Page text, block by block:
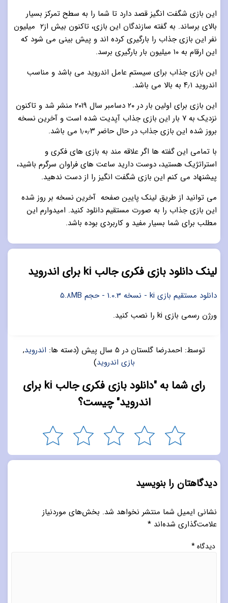
این بازی شگفت انگیز قصد دارد تا شما را به سطح تمرکز بسیار
بالای برساند. به گفته سازندگان این بازی، تاکنون بیش از۲ میلیون
نفر این بازی جذاب را بارگیری کرده اند و پیش بینی می شود که
این ارقام به ۱۰ میلیون بار بارگیری برسد.
این بازی جذاب برای سیستم عامل اندروید می باشد و مناسب
اندروید ۴٫۱ به بالا می باشد.
این بازی برای اولین بار در ۲۰ دسامبر سال ۲۰۱۹ منشر شد و تاکنون
نزدیک به ۷ بار این بازی جذاب آپدیت شده است و آخرین نسخه
بروز شده این بازی جذاب در حال حاضر ۱٫۰٫۳ می باشد.
با تمامی این گفته ها اگر علاقه مند به بازی های فکری و
استراتژیک هستید، دوست دارید ساعت های فراوان سرگرم باشید،
پیشنهاد می کنم این بازی شگفت انگیز را از دست ندهید.
می توانید از طریق لینک پایین صفحه آخرین نسخه بر روز شده
این بازی جذاب را به صورت مستقیم دانلود کنید. امیدوارم این
مطلب برای شما بسیار مفید و کاربردی بوده باشد.
لینک دانلود بازی فکری جالب ki برای اندروید
دانلود مستقیم بازی ki - نسخه 1.0.3 - حجم 5.8MB
ورژن رسمی بازی ki را نصب کنید.
توسط: احمدرضا گلستان در 5 سال پیش (دسته ها: اندروید,
بازی اندروید)
رای شما به "دانلود بازی فکری جالب ki برای
اندروید" چیست؟
دیدگاهتان را بنویسید
نشانی ایمیل شما منتشر نخواهد شد. بخش‌های موردنیاز
علامت‌گذاری شده‌اند *
دیدگاه*